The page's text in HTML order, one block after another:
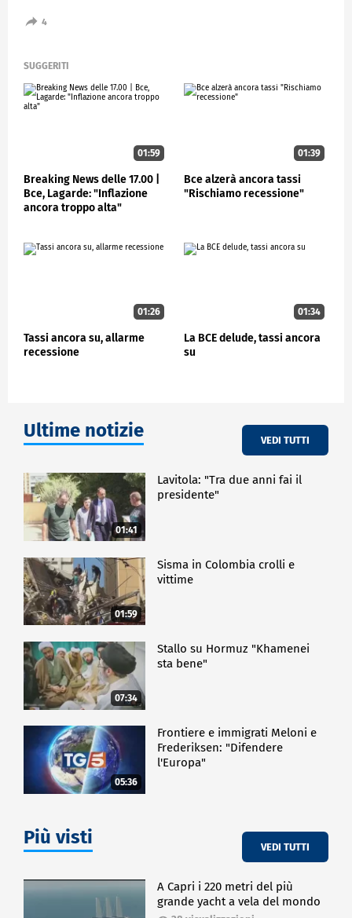
questo è il nostro mandato primario e ci atteniamo
stabilità dei prezzi che abbiamo definito come
l'obiettivo di inflazione del 2% a medio termine". Lo
ha affermato Christine Lagarde, presidente della
Bce, nella conferenza stampa al termine del
4
SUGGERITI
01:59
Breaking News delle 17.00 |
Bce, Lagarde: "Inflazione
ancora troppo alta"
01:39
Bce alzerà ancora tassi
"Rischiamo recessione"
01:26
Tassi ancora su, allarme
recessione
01:34
La BCE delude, tassi ancora
su
Ultime notizie VEDI TUTTI
01:41
Lavitola: "Tra due anni fai il
presidente"
01:59
Sisma in Colombia crolli e
vittime
07:34
Stallo su Hormuz "Khamenei
sta bene"
05:36
Frontiere e immigrati Meloni e
Frederiksen: "Difendere
l'Europa"
Più visti VEDI TUTTI
A Capri i 220 metri del più
grande yacht a vela del mondo